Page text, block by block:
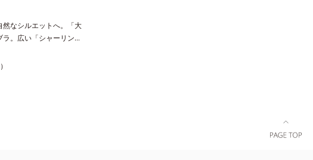
なシルエットへ。「大
。広い「シャーリング
メイク「大人世代のボ
う発想の「プレイズメ